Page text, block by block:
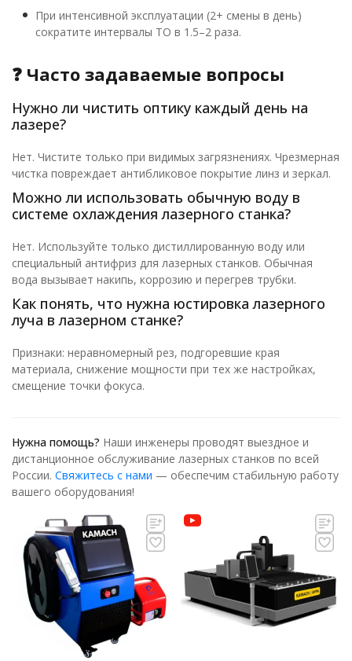
При интенсивной эксплуатации (2+ смены в день)
сократите интервалы ТО в 1.5–2 раза.
❓ Часто задаваемые вопросы
Нужно ли чистить оптику каждый день на
лазере?
Нет. Чистите только при видимых загрязнениях. Чрезмерная
чистка повреждает антибликовое покрытие линз и зеркал.
Можно ли использовать обычную воду в
системе охлаждения лазерного станка?
Нет. Используйте только дистиллированную воду или
специальный антифриз для лазерных станков. Обычная
вода вызывает накипь, коррозию и перегрев трубки.
Как понять, что нужна юстировка лазерного
луча в лазерном станке?
Признаки: неравномерный рез, подгоревшие края
материала, снижение мощности при тех же настройках,
смещение точки фокуса.
Нужна помощь? Наши инженеры проводят выездное и
дистанционное обслуживание лазерных станков по всей
России. Свяжитесь с нами — обеспечим стабильную работу
вашего оборудования!